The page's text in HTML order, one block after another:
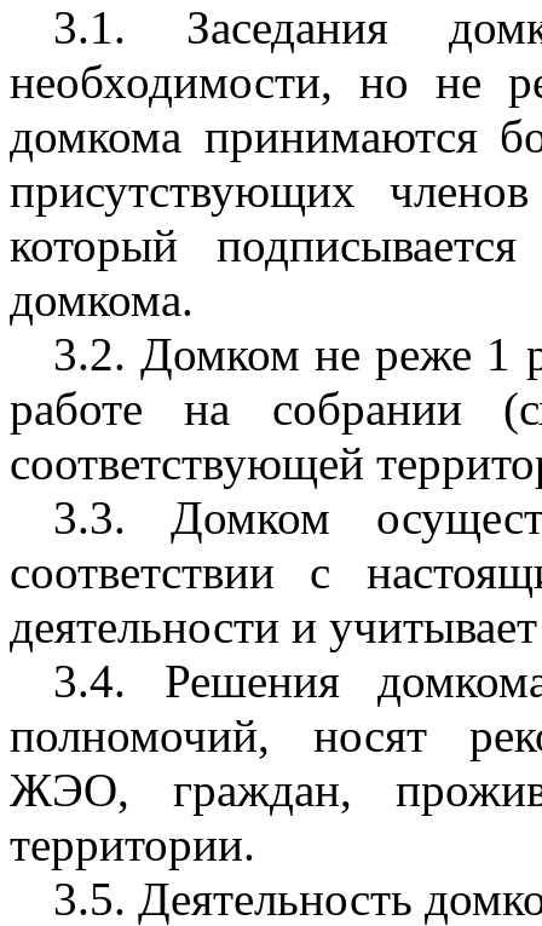
3.1. Заседания
необходимости, но не
домкома принимаются
присутствующих
который
домкома.
3.2. Домком не реже 1
работе на собрании
соответствующей
3.3. Домком
соответствии с
деятельности и
3.4. Решения
полномочий, носят
ЖЭО, граждан,
территории.
3.5. Деятельность